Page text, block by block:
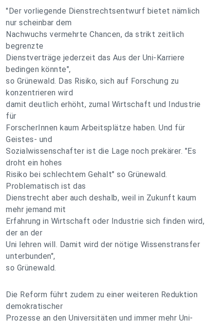
"Der vorliegende Dienstrechtsentwurf bietet nämlich
nur scheinbar dem
Nachwuchs vermehrte Chancen, da strikt zeitlich
begrenzte
Dienstverträge jederzeit das Aus der Uni-Karriere
bedingen könnte",
so Grünewald. Das Risiko, sich auf Forschung zu
konzentrieren wird
damit deutlich erhöht, zumal Wirtschaft und Industrie
für
ForscherInnen kaum Arbeitsplätze haben. Und für
Geistes- und
Sozialwissenschafter ist die Lage noch prekärer. "Es
droht ein hohes
Risiko bei schlechtem Gehalt" so Grünewald.
Problematisch ist das
Dienstrecht aber auch deshalb, weil in Zukunft kaum
mehr jemand mit
Erfahrung in Wirtschaft oder Industrie sich finden wird,
der an der
Uni lehren will. Damit wird der nötige Wissenstransfer
unterbunden",
so Grünewald.
Die Reform führt zudem zu einer weiteren Reduktion
demokratischer
Prozesse an den Universitäten und immer mehr Uni-